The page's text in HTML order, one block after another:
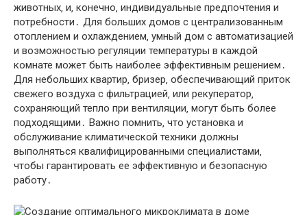
животных‚ и‚ конечно‚ индивидуальные предпочтения и
потребности․ Для больших домов с централизованным
отоплением и охлаждением‚ умный дом с автоматизацией
и возможностью регуляции температуры в каждой
комнате может быть наиболее эффективным решением․
Для небольших квартир‚ бризер‚ обеспечивающий приток
свежего воздуха с фильтрацией‚ или рекуператор‚
сохраняющий тепло при вентиляции‚ могут быть более
подходящими․ Важно помнить‚ что установка и
обслуживание климатической техники должны
выполняться квалифицированными специалистами‚
чтобы гарантировать ее эффективную и безопасную
работу․